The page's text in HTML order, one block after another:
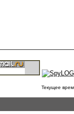
Текущее